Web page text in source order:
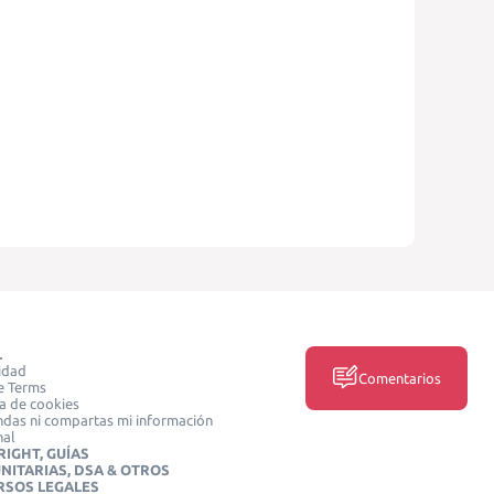
Terms
de cookies
ni compartas mi información
GUÍAS
DSA & OTROS
LEGALES
Comentarios